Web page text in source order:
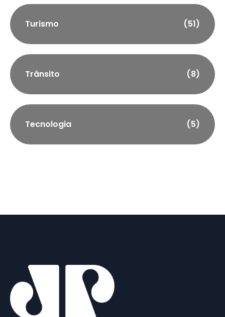
Turismo (51)
Trânsito (8)
Tecnologia (5)